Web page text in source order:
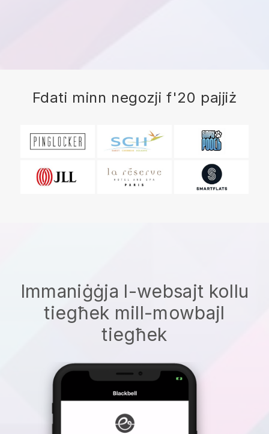
Fdati minn negozji f'20 pajjiż
Immaniġġja l-websajt kollu
tiegħek mill-mowbajl
tiegħek